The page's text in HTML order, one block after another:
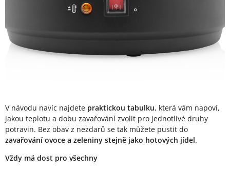
V návodu navíc najdete praktickou tabulku, která vám napoví,
jakou teplotu a dobu zavařování zvolit pro jednotlivé druhy
potravin. Bez obav z nezdarů se tak můžete pustit do
zavařování ovoce a zeleniny stejně jako hotových jídel.
Vždy má dost pro všechny